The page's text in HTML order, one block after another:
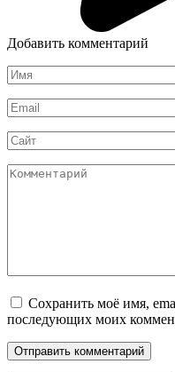
Добавить комментарий
Имя
*
Email
*
Сайт
Комментарий
Сохранить моё имя,
последующих моих